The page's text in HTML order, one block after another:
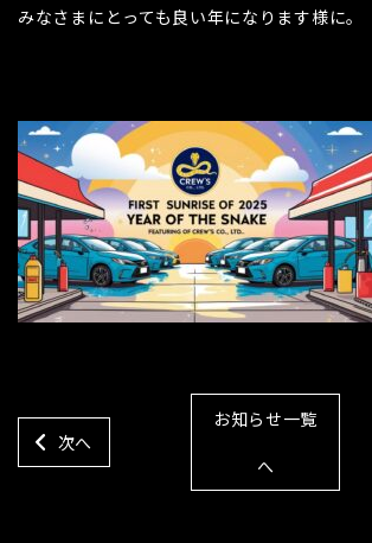
みなさまにとっても良い年になります様に。
次へ
お知らせ一覧
へ